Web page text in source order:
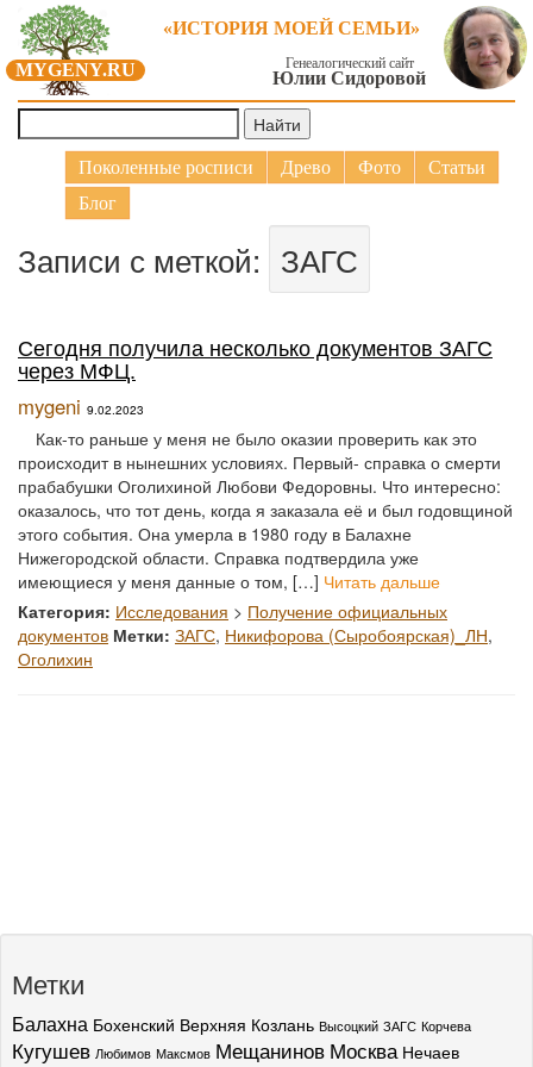
MYGENY.RU
«ИСТОРИЯ МОЕЙ СЕМЬИ»
Генеалогический сайт
Юлии Сидоровой
Поколенные росписи Древо Фото
Статьи
Блог
Записи с меткой: ЗАГС
Сегодня получила несколько документов ЗАГС
через МФЦ.
mygeni 9.02.2023
Как-то раньше у меня не было оказии проверить как это
происходит в нынешних условиях. Первый- справка о смерти
прабабушки Оголихиной Любови Федоровны. Что интересно:
оказалось, что тот день, когда я заказала её и был годовщиной
этого события. Она умерла в 1980 году в Балахне
Нижегородской области. Справка подтвердила уже
имеющиеся у меня данные о том, […] Читать дальше
Категория: Исследования > Получение официальных
документов Метки: ЗАГС, Никифорова (Сыробоярская)_ЛН,
Оголихин
Метки
Балахна Бохенский Верхняя Козлань Высоцкий ЗАГС Корчева
Кугушев Любимов Максмов Мещанинов Москва Нечаев